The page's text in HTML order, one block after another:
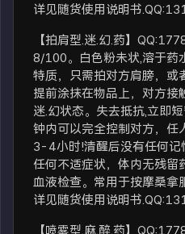
详见随货使用说明书
【拍肩型.迷.幻.药】
8/100。白色粉未状,溶于药
特质，只需拍对方肩膀，或
提前涂抹在物品上，对方
迷.幻状态。失去抵抗,立即
钟内可以完全控制对方，任
3-4小时!清醒后没有任何记
任何不适症状，体内无残留
血液检查。常用于按摩桑拿
详见随货使用说明书
【喷雾型.麻.醉.药】